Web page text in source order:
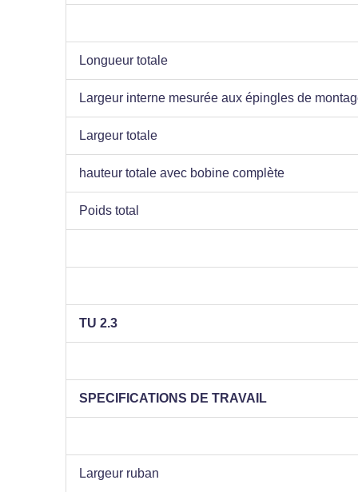
Longueur totale
Largeur interne mesurée aux épingles de
Largeur totale
hauteur totale avec bobine complète
Poids total
TU 2.3
SPECIFICATIONS DE TRAVAIL
Largeur ruban